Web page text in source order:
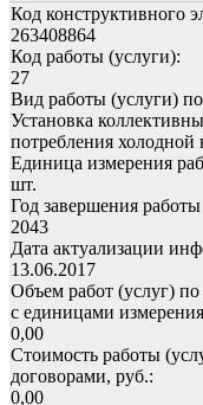
Код конструктивного
263408864
Код работы (услуги):
27
Вид работы (услуги)
Установка
потребления холодной
Единица измерения
шт.
Год завершения
2043
Дата актуализации
13.06.2017
Объем работ (услуг)
с единицами
0,00
Стоимость работы
договорами, руб.:
0,00